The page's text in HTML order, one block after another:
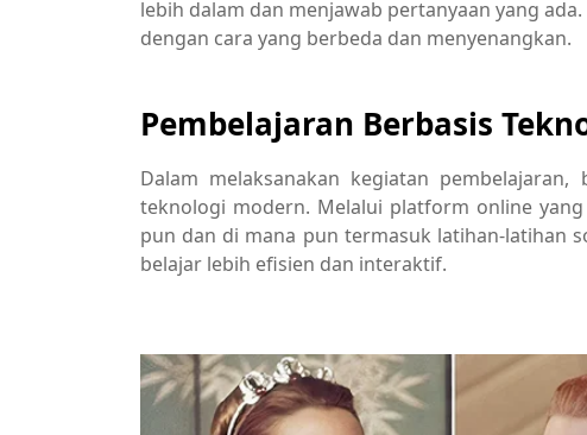
lebih dalam dan menjawab pertanyaan yang
dengan cara yang berbeda dan menyenangkan.
Pembelajaran Berbasis
Dalam melaksanakan kegiatan
teknologi modern. Melalui platform online
pun dan di mana pun termasuk latihan-latihan
belajar lebih efisien dan interaktif.